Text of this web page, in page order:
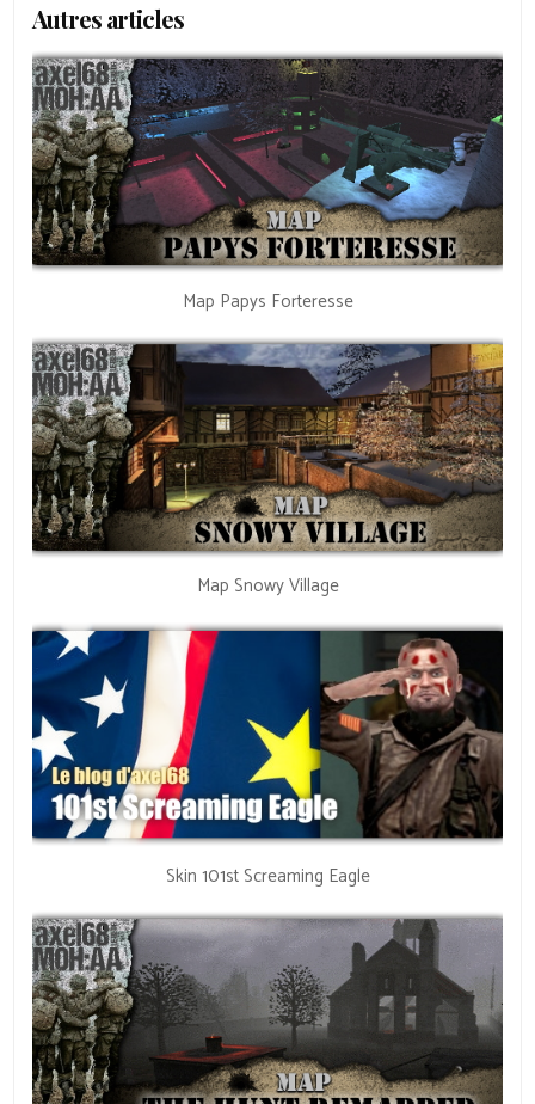
Autres articles
Map Papys Forteresse
Map Snowy Village
Skin 101st Screaming Eagle